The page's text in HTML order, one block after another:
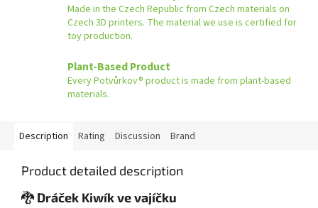
Made in the Czech Republic from Czech materials on
Czech 3D printers. The material we use is certified for
toy production.
Plant-Based Product
Every Potvůrkov® product is made from plant-based
materials.
Description Rating Discussion Brand
Product detailed description
🐉 Dráček Kiwík ve vajíčku